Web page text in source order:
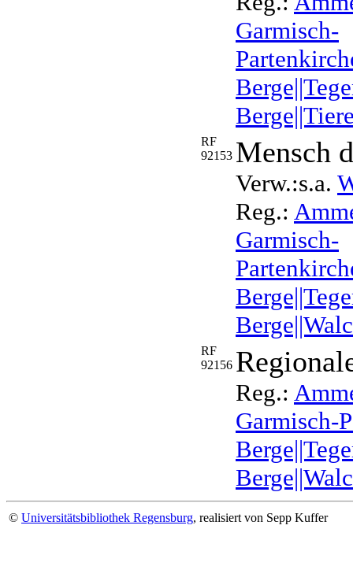
Garmisch-
RF
92153 Mensch
Verw.:s.a.
Reg.:
Garmisch-
RF
92156
Reg.:
Garmisch-
© Universitätsbibliothek Regensburg, realisiert von Sepp Kuffer